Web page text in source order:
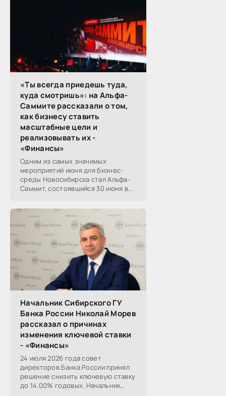
«Ты всегда приедешь туда,
куда смотришь»: на Альфа-
Саммите рассказали о том,
как бизнесу ставить
масштабные цели и
реализовывать их -
«Финансы»
Одним из самых значимых
мероприятий июня для бизнес-
среды Новосибирска стал Альфа-
Саммит, состоявшийся 30 июня в
«Победа». Его участниками
выступили эксперты,
Начальник Сибирского ГУ
Банка России Николай Морев
рассказал о причинах
изменения ключевой ставки
- «Финансы»
24 июля 2026 года совет
директоров Банка России принял
решение снизить ключевую ставку
до 14,00% годовых. Начальник